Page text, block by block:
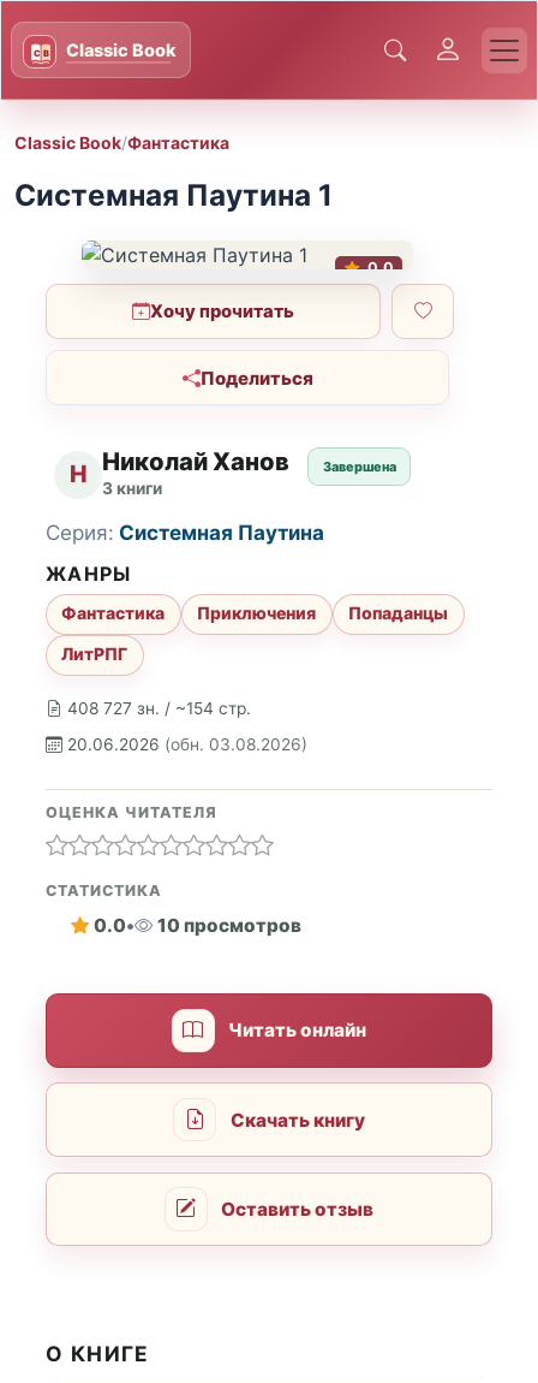
Classic Book/Фантастика
Системная Паутина 1
0.0
Хочу прочитать
Поделиться
Н Николай Ханов
3 книги
Завершена
408 727 зн. / ~154 стр.
20.06.2026 (обн. 03.08.2026)
Серия: Системная Паутина
ЖАНРЫ
Фантастика Приключения
Попаданцы
ЛитРПГ
ОЦЕНКА ЧИТАТЕЛЯ
СТАТИСТИКА
0.0• 10 просмотров
Читать онлайн
Скачать книгу
Оставить отзыв
О КНИГЕ